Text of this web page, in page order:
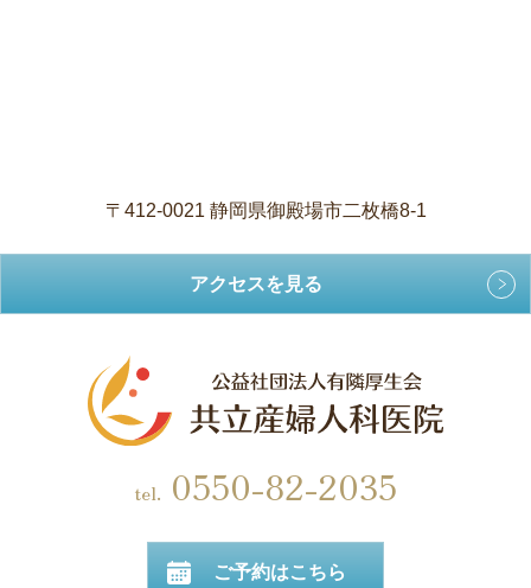
〒412-0021 静岡県御殿場市二枚橋8-1
アクセスを見る
0550-82-2035
ご予約はこちら